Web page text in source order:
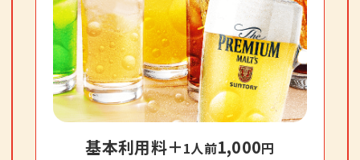
基本利用料＋1人前1,000円